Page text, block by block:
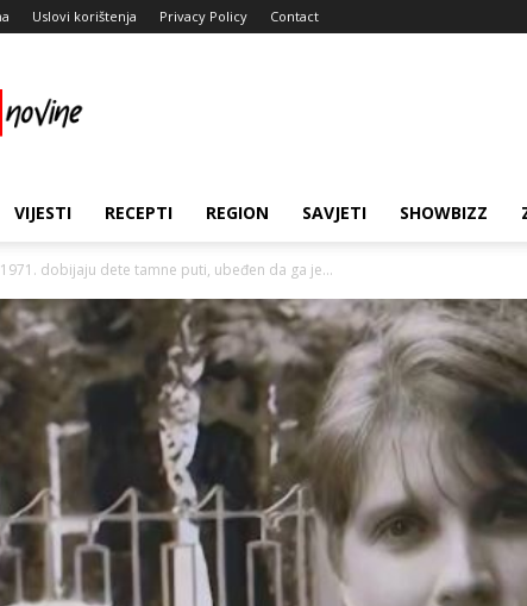
Uslovi korištenja Privacy Policy Contact
VIJESTI RECEPTI REGION SAVJETI SHOWBIZZ
dobijaju dete tamne puti, ubeđen da ga je...